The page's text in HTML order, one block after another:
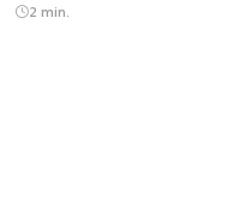
2 min.